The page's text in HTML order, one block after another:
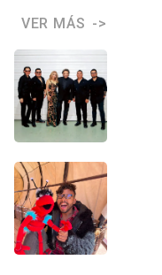
VER MÁS